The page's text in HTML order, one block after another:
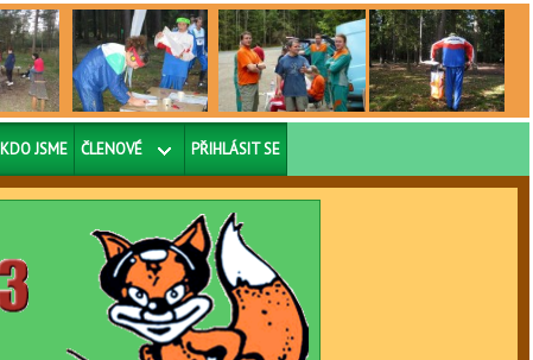
KDO JSME ČLENOVÉ PŘIHLÁSIT SE